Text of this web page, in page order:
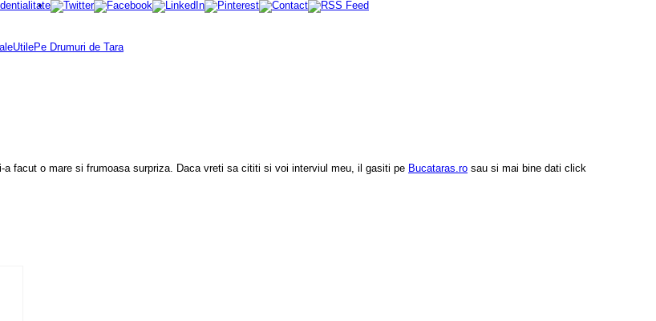
UtilePe Drumuri de Tara
facut o mare si frumoasa surpriza. Daca vreti sa cititi si voi interviul meu, il gasiti pe Bucataras.ro sau si mai bine dati click